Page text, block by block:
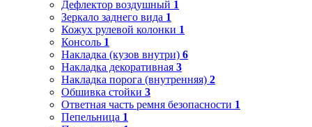
Дефлектор воздушный 1
Зеркало заднего вида 1
Кожух рулевой колонки 1
Консоль 1
Накладка (кузов внутри) 6
Накладка декоративная 3
Накладка порога (внутренняя) 2
Обшивка стойки 3
Ответная часть ремня безопасности 1
Пепельница 1